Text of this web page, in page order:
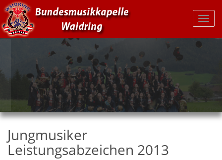
Jungmusiker
Leistungsabzeichen 2013